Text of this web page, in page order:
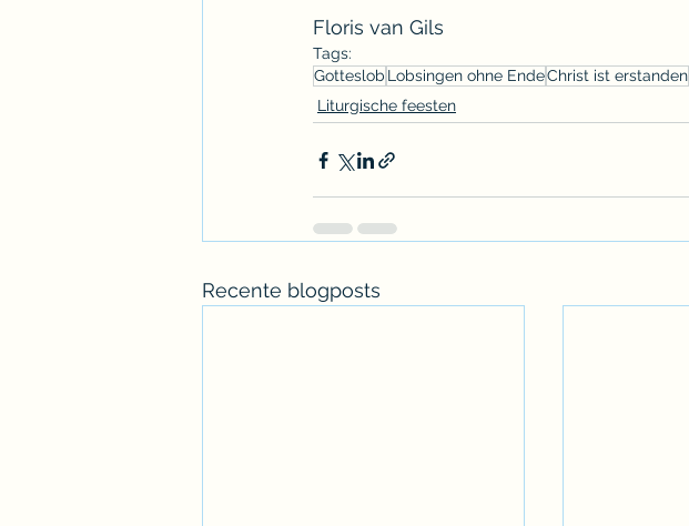
Floris van Gils
Tags:
Gotteslob Lobsingen ohne EndeChrist ist erstanden
Liturgische feesten
Recente blogposts